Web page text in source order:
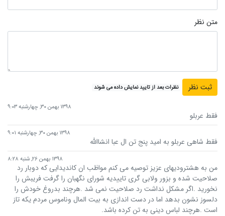
متن نظر
نظرات بعد از تایید نمایش داده می شوند
۱۳۹۸ بهمن ۳۰, چهارشنبه ۹:۰۳
فقط عربلو
۱۳۹۸ بهمن ۳۰, چهارشنبه ۹:۰۱
فقط شاهی عربلو به امید پنج تن ال عبا انشاالله
۱۳۹۸ بهمن ۲۶, شنبه ۸:۲۸
من به هشترودیهای عزیز توصیه می کنم مواظب ان کاندیدایی که دوبار رد
صلاحیت شده و بزور ولابی گری تاییدیه شورای نگهبان را گرفت فریبش را
نخورید .اگر مشکل نداشت رد صلاحیت نمی شد .هرچند بدروغ خودش را
دلسوز نشون بدهد اما در دست اندازی به بیت المال وناموس مردم یکه تاز
است .هرچند لباس دینی به تن کرده باشد.